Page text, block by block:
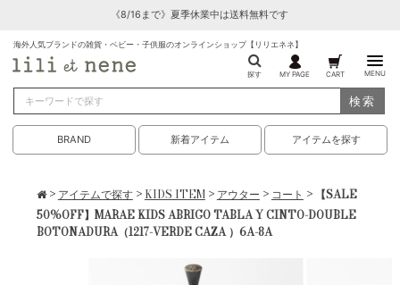
《8/16まで》夏季休業中は送料無料です
海外人気ブランドの雑貨・ベビー・子供服のオンラインショップ【リリエネネ】
探す MY PAGE CART MENU
検索
BRAND 新着アイテム アイテムを探す
> アイテムで探す> KIDS ITEM> アウター > コート > 【SALE
50%OFF】MARAE KIDS ABRIGO TABLA Y CINTO-DOUBLE
BOTONADURA（1217-VERDE CAZA ）6A-8A